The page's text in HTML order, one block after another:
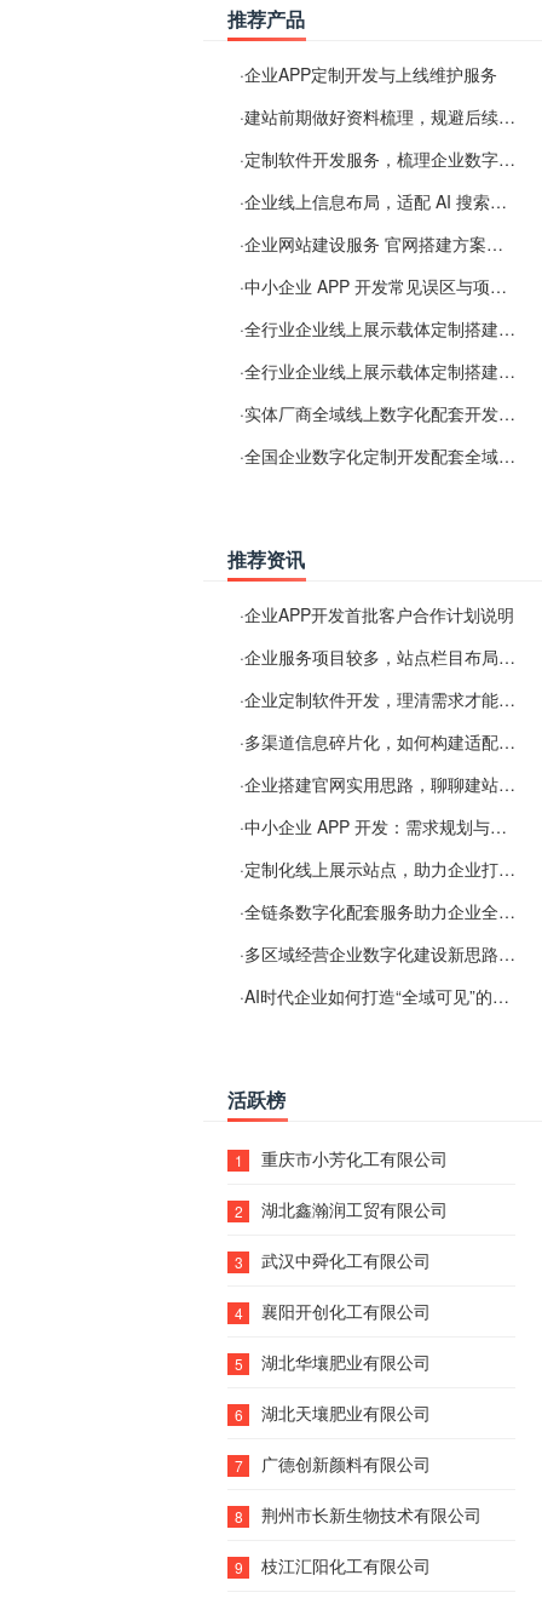
推荐产品
·企业APP定制开发与上线维护服务
·建站前期做好资料梳理，规避后续各类使用难题
·定制软件开发服务，梳理企业数字化落地常见难点
·企业线上信息布局，适配 AI 搜索需要留意这些要点
·企业网站建设服务 官网搭建方案经验分享
·中小企业 APP 开发常见误区与项目规划实用经验
·全行业企业线上展示载体定制搭建服务
·全行业企业线上展示载体定制搭建服务
·实体厂商全域线上数字化配套开发与地域检索优化服务
·全国企业数字化定制开发配套全域搜索优化服务
推荐资讯
·企业APP开发首批客户合作计划说明
·企业服务项目较多，站点栏目布局规划参考思路
·企业定制软件开发，理清需求才能提升数字化落地效率
·多渠道信息碎片化，如何构建适配 AI 检索的品牌信息源
·企业搭建官网实用思路，聊聊建站容易忽视的问题
·中小企业 APP 开发：需求规划与项目落地避坑经验分享
·定制化线上展示站点，助力企业打通线上经营渠道
·全链条数字化配套服务助力企业全域线上经营
·多区域经营企业数字化建设新思路：多端载体与地域检索一体化落地思路分享
·AI时代企业如何打造“全域可见”的数字资产？梓彤超越给出新解法
活跃榜
1 重庆市小芳化工有限公司
2 湖北鑫瀚润工贸有限公司
3 武汉中舜化工有限公司
4 襄阳开创化工有限公司
5 湖北华壤肥业有限公司
6 湖北天壤肥业有限公司
7 广德创新颜料有限公司
8 荆州市长新生物技术有限公司
9 枝江汇阳化工有限公司